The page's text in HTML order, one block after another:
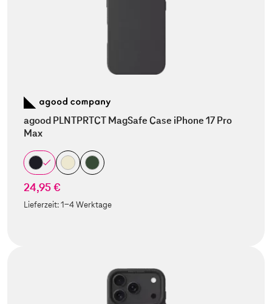
agood PLNTPRTCT MagSafe Case iPhone 17 Pro
Max
24,95 €
Lieferzeit:1-4 Werktage